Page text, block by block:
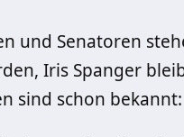
und Senatoren
Iris Spanger
sind schon bekannt: